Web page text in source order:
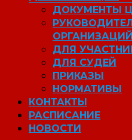
ДОКУМЕНТЫ
ОРГАНИЗАЦИЙ
ДЛЯ
ДЛЯ СУДЕЙ
ПРИКАЗЫ
НОРМАТИВЫ
КОНТАКТЫ
РАСПИСАНИЕ
НОВОСТИ